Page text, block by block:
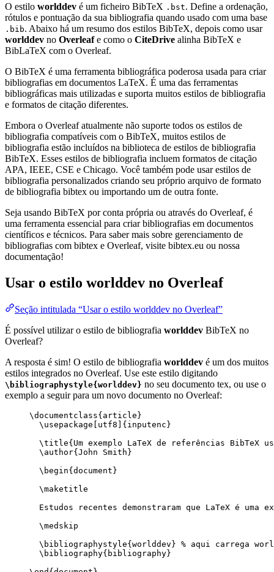
O estilo worlddev é um ficheiro BibTeX .bst. Define a ordenação,
rótulos e pontuação da sua bibliografia quando usado com uma base
.bib. Abaixo há um resumo dos estilos BibTeX, depois como usar
worlddev no Overleafe como o CiteDrive alinha BibTeX e
BibLaTeX com o Overleaf.
O BibTeX é uma ferramenta bibliográfica poderosa usada para criar
bibliografias em documentos LaTeX. É uma das ferramentas
bibliográficas mais utilizadas e suporta muitos estilos de bibliografia
e formatos de citação diferentes.
Embora o Overleaf atualmente não suporte todos os estilos de
bibliografia compatíveis com o BibTeX, muitos estilos de
bibliografia estão incluídos na biblioteca de estilos de bibliografia
BibTeX. Esses estilos de bibliografia incluem formatos de citação
APA, IEEE, CSE e Chicago. Você também pode usar estilos de
bibliografia personalizados criando seu próprio arquivo de formato
de bibliografia bibtex ou importando um de outra fonte.
Seja usando BibTeX por conta própria ou através do Overleaf, é
uma ferramenta essencial para criar bibliografias em documentos
científicos e técnicos. Para saber mais sobre gerenciamento de
bibliografias com bibtex e Overleaf, visite bibtex.eu ou nossa
documentação!
Usar o estilo worlddev no Overleaf
Seção intitulada “Usar o estilo worlddev no Overleaf”
É possível utilizar o estilo de bibliografia worlddev BibTeX no
Overleaf?
A resposta é sim! O estilo de bibliografia worlddev é um dos muitos
estilos integrados no Overleaf. Use este estilo digitando
\bibliographystyle{worlddev} no seu documento tex, ou use o
exemplo a seguir para um novo documento no Overleaf:
\documentclass{ article }
\usepackage
utf8 ]{ inputenc }
\title{Um exemplo LaTeX de referências
\author{John Smith}
\begin{ document }
\maketitle
Estudos recentes demonstraram que LaTeX é
\medskip
\bibliographystyle{worlddev} % aqui carrega
\bibliography{bibliography}